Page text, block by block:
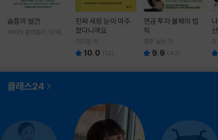
슬픔의 발견
바버라 블래츨리 저/제효
진짜 새랑 눈이 마주
쳤다니까요
이이은 저
10.0 (12)
연금 투자 불패의 법
칙
영주 닐슨 저
9.9 (43)
클래스24